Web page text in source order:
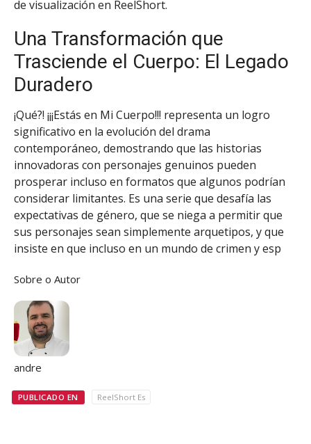
de visualización en ReelShort.
Una Transformación que
Trasciende el Cuerpo: El Legado
Duradero
¡Qué?! ¡¡¡Estás en Mi Cuerpo!!! representa un logro
significativo en la evolución del drama
contemporáneo, demostrando que las historias
innovadoras con personajes genuinos pueden
prosperar incluso en formatos que algunos podrían
considerar limitantes. Es una serie que desafía las
expectativas de género, que se niega a permitir que
sus personajes sean simplemente arquetipos, y que
insiste en que incluso en un mundo de crimen y esp
Sobre o Autor
andre
PUBLICADO EN ReelShort Es